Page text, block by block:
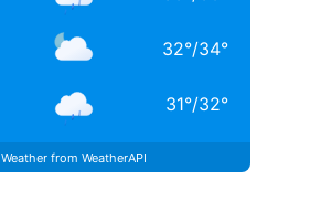
32°/34°
31°/32°
Weather from WeatherAPI